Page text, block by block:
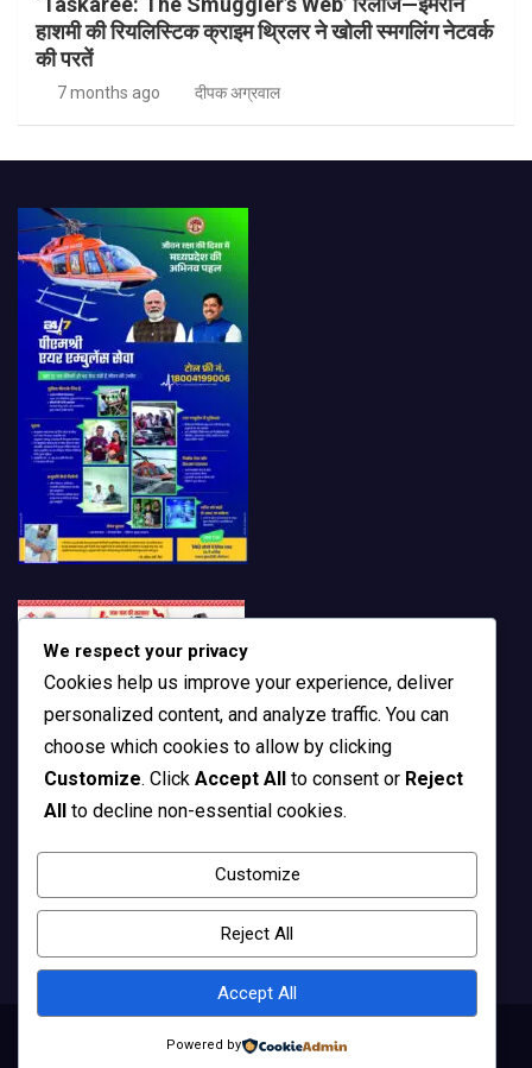
हाशमी की रियलिस्टिक क्राइम थ्रिलर ने खोली स्मगलिंग नेटवर्क
की परतें
7 months ago दीपक अग्रवाल
We respect your privacy
Cookies help us improve your experience, deliver
personalized content, and analyze traffic. You can
choose which cookies to allow by clicking
Customize. Click Accept All to consent or Reject
All to decline non-essential cookies.
Customize
Reject All
Accept All
Powered by